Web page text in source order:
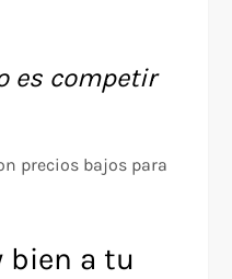
es competir
precios bajos para
bien a tu